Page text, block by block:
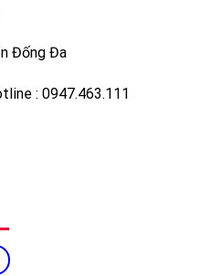
Đống Đa
: 0947.463.111